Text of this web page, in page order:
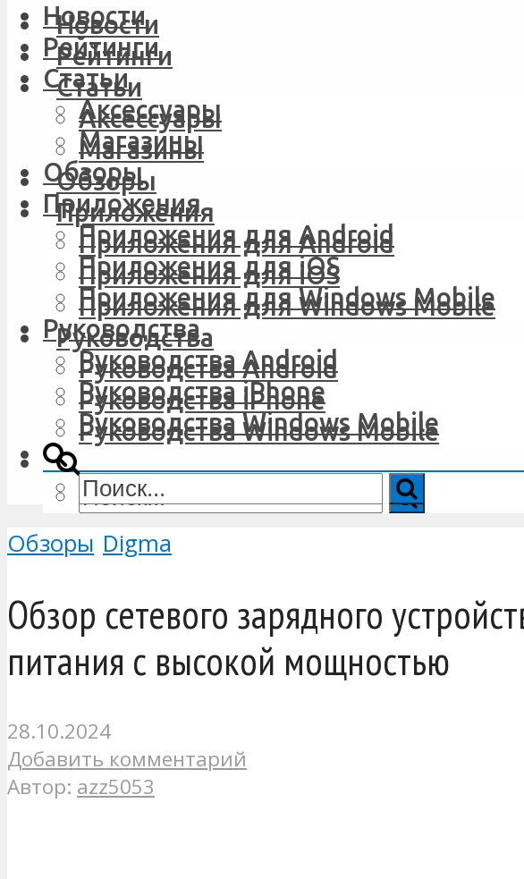
Новости
Рейтинги
Статьи
Аксессуары
Магазины
Обзоры
Приложения
Приложения для Android
Приложения для iOS
Приложения для Windows Mobile
Руководства
Руководства Android
Руководства iPhone
Руководства Windows Mobile
Новости
Рейтинги
Статьи
Аксессуары
Магазины
Обзоры
Приложения
Приложения для Android
Приложения для iOS
Приложения для Windows Mobile
Руководства
Руководства Android
Руководства iPhone
Руководства Windows Mobile
Обзоры Digma
Обзор сетевого зарядного
питания с высокой мощностью
28.10.2024
Добавить комментарий
Автор: azz5053